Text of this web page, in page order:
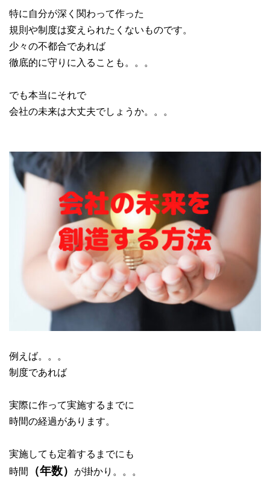
特に自分が深く関わって作った
規則や制度は変えられたくないものです。
少々の不都合であれば
徹底的に守りに入ることも。。。
でも本当にそれで
会社の未来は大丈夫でしょうか。。。
例えば。。。
制度であれば
実際に作って実施するまでに
時間の経過があります。
実施しても定着するまでにも
時間 （年数） が掛かり。。。